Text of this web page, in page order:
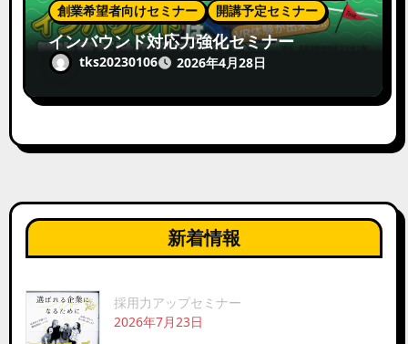
創業希望者向けセミナー
開講予定セミナー
インバウンド対応力強化セミナー
tks20230106 2026年4月28日
新着情報
採用力アップセミナー
2026年7月23日